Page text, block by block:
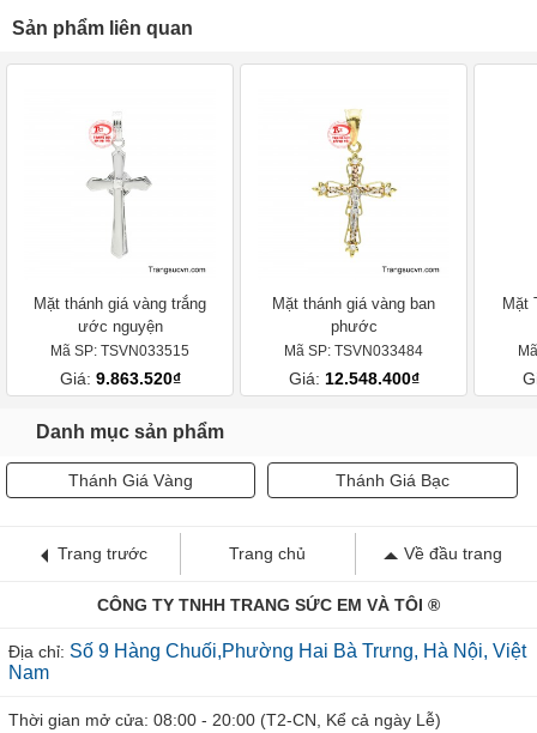
Sản phẩm liên quan
Mặt thánh giá vàng trắng
ước nguyện
Mã SP: TSVN033515
Giá: 9.863.520₫
Mặt thánh giá vàng ban
phước
Mã SP: TSVN033484
Giá: 12.548.400₫
Mặt
Danh mục sản phẩm
Thánh Giá Vàng Thánh Giá Bạc
Trang trước Trang chủ Về đầu trang
CÔNG TY TNHH TRANG SỨC EM VÀ TÔI ®
Địa chỉ: Số 9 Hàng Chuối,Phường Hai Bà Trưng, Hà Nội, Việt
Nam
Thời gian mở cửa: 08:00 - 20:00 (T2-CN, Kể cả ngày Lễ)